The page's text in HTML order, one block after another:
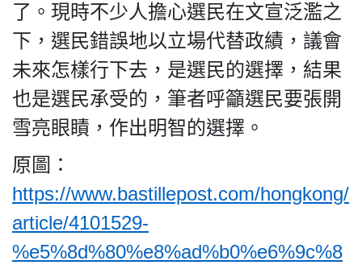
了。現時不少人擔心選民在文宣泛濫之
下，選民錯誤地以立場代替政績，議會
未來怎樣行下去，是選民的選擇，結果
也是選民承受的，筆者呼籲選民要張開
雪亮眼瞔，作出明智的選擇。
原圖：
https://www.bastillepost.com/hongkong/
article/4101529-
%e5%8d%80%e8%ad%b0%e6%9c%8